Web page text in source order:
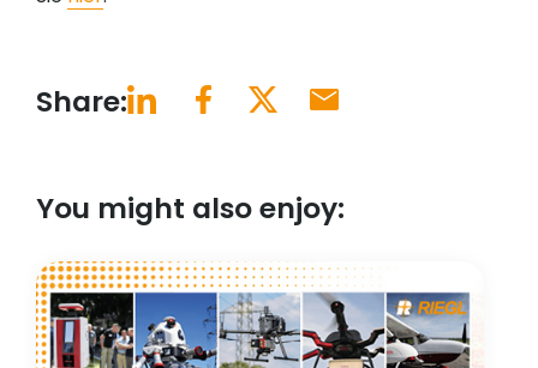
Share:
You might also enjoy: